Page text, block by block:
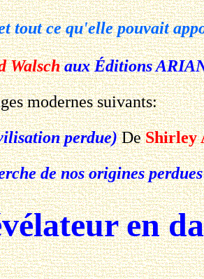
tout ce qu'elle pouvait
Walschaux Éditions
modernes suivants:
perdue)DeShirley
de nos origines
en